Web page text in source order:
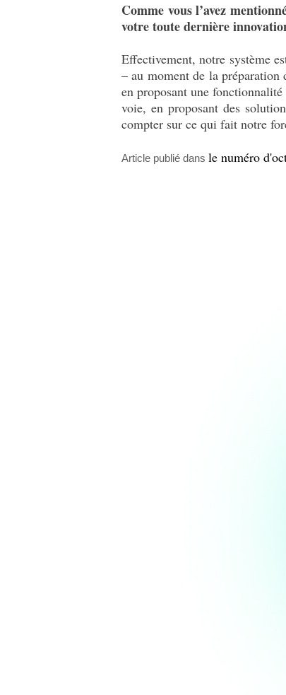
Comme vous l’avez
votre toute dernière
Effectivement, notre système
– au moment de la
en proposant une
voie, en proposant des
compter sur ce qui fait notre
Article publié dans le numéro